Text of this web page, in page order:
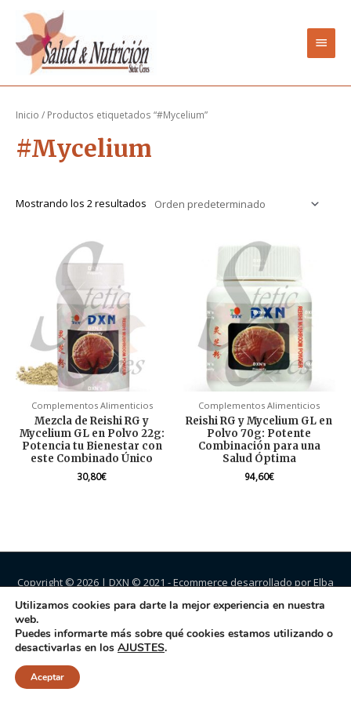
contenido
Inicio / Productos etiquetados “#Mycelium”
#Mycelium
Mostrando los 2 resultados
Complementos Alimenticios
Mezcla de Reishi RG y
Mycelium GL en Polvo 22g:
Potencia tu Bienestar con
este Combinado Único
30,80€
Complementos Alimenticios
Reishi RG y Mycelium GL en
Polvo 70g: Potente
Combinación para una
Salud Óptima
94,60€
Copyright © 2026 | DXN © 2021 - Ecommerce desarrollado por Elba
Jiménez.
Utilizamos cookies para darte la mejor experiencia en nuestra
web.
Puedes informarte más sobre qué cookies estamos utilizando o
desactivarlas en los AJUSTES.
Aceptar